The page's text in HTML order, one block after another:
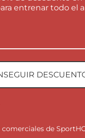
entrenar todo el
de